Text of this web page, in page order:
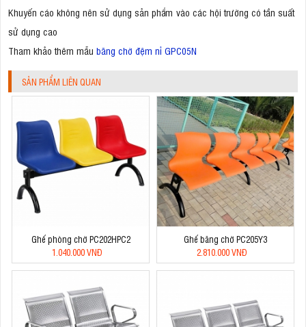
Khuyến cáo không nên sử dụng sản phẩm vào các hội trường có tần suất
sử dụng cao
Tham khảo thêm mẫu băng chờ đệm nỉ GPC05N
SẢN PHẨM LIÊN QUAN
Ghế phòng chờ PC202HPC2
1.040.000 VNĐ
Ghế băng chờ PC205Y3
2.810.000 VNĐ